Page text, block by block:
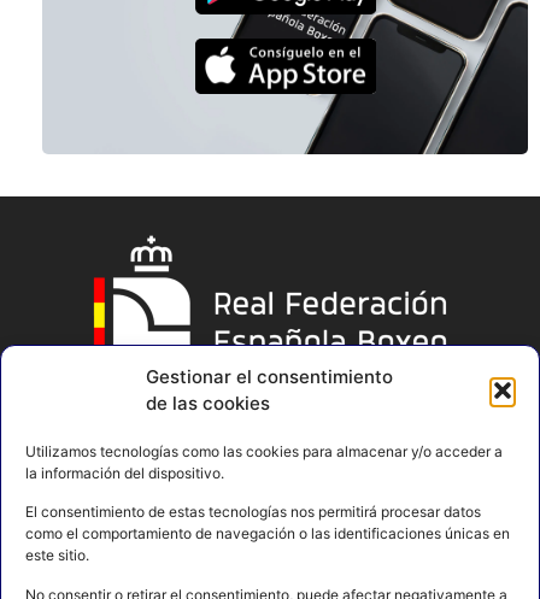
Gestionar el consentimiento
de las cookies
Utilizamos tecnologías como las cookies para almacenar y/o acceder a
la información del dispositivo.
El consentimiento de estas tecnologías nos permitirá procesar datos
como el comportamiento de navegación o las identificaciones únicas en
este sitio.
No consentir o retirar el consentimiento, puede afectar negativamente a